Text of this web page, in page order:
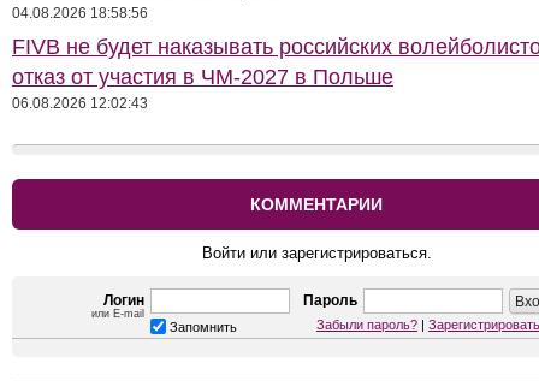
04.08.2026 18:58:56
FIVB не будет наказывать российских
отказ от участия в ЧМ-2027 в Польше
06.08.2026 12:02:43
КОММЕНТАРИИ
Войти или зарегистрироваться.
Логин
или E-mail
Пароль
Запомнить Забыли пароль? |